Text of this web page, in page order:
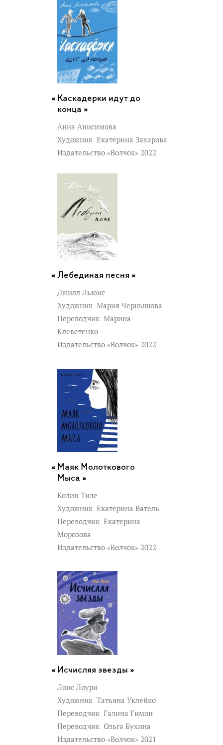
Каскадерки идут до
конца »
Анна Анисимова
Художник Екатерина Захарова
Издательство «Волчок» 2022
Лебединая песня »
Джилл Льюис
Художник Мария Чернышова
Переводчик Марина
Клеветенко
Издательство «Волчок» 2022
Маяк Молоткового
Мыса »
Колин Тиле
Художник Екатерина Ватель
Переводчик Екатерина
Морозова
Издательство «Волчок» 2022
Исчисляя звезды »
Лоис Лоури
Художник Татьяна Уклейко
Переводчик Галина Гимон
Переводчик Ольга Бухина
Издательство «Волчок» 2021